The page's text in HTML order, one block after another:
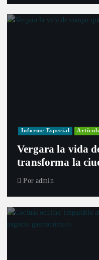
Informe Especial
Vergara la vida
transforma la
Por admin